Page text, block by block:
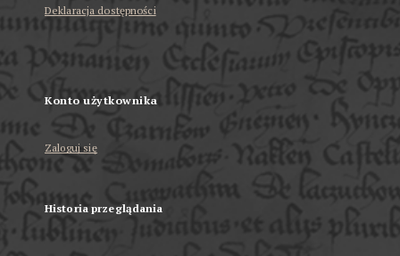
Deklaracja dostępności
Konto użytkownika
Zaloguj się
Historia przeglądania